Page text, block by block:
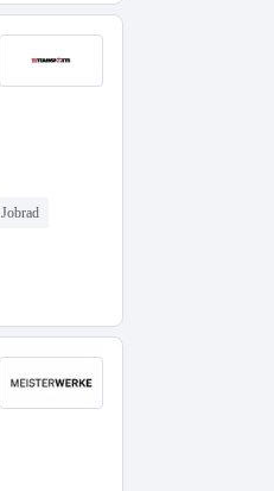
Jobrad